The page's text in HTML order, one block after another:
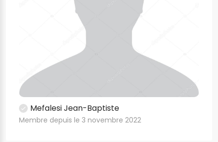
Mefalesi Jean-Baptiste
Membre depuis le 3 novembre 2022